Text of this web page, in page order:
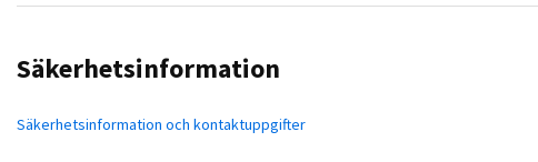
Säkerhetsinformation
Säkerhetsinformation och kontaktuppgifter